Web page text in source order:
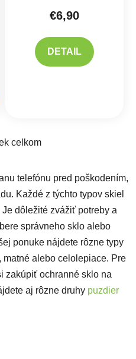
€6,90
DETAIL
Ovládacie prvky výpisu
celkom
telefónu pred poškodením,
Každé z týchto typov skiel
dôležité zvážiť potreby a
správneho sklo alebo
ponuke nájdete rôzne typy
alebo celolepiace. Pre
zakúpiť ochranné sklo na
aj rôzne druhy puzdier